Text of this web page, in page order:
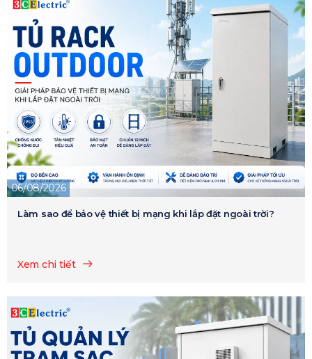
06/08/2026
Làm sao để bảo vệ thiết bị mạng khi lắp đặt ngoài trời?
Xem chi tiết